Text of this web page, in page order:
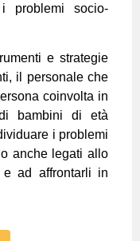
problemi socio-
e strategie
il personale che
coinvolta in
bambini di età
i problemi
anche legati allo
ad affrontarli in